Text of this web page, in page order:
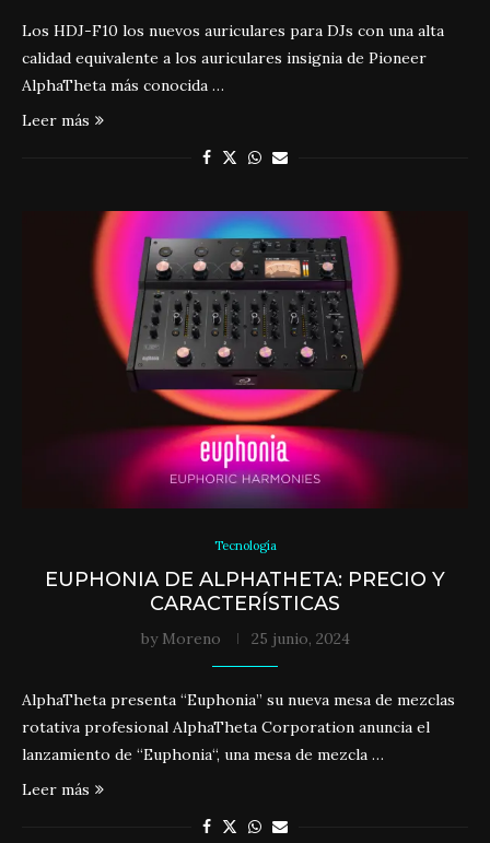
Los HDJ-F10 los nuevos auriculares para DJs con una alta
calidad equivalente a los auriculares insignia de Pioneer
AlphaTheta más conocida …
Leer más
Tecnología
EUPHONIA DE ALPHATHETA: PRECIO Y
CARACTERÍSTICAS
by Moreno 25 junio, 2024
AlphaTheta presenta “Euphonia” su nueva mesa de mezclas
rotativa profesional AlphaTheta Corporation anuncia el
lanzamiento de “Euphonia“, una mesa de mezcla …
Leer más